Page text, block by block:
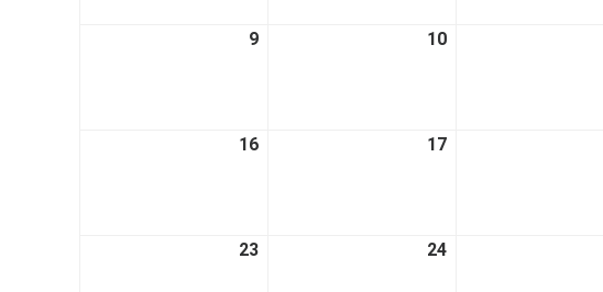
9 10
16 17
23 24